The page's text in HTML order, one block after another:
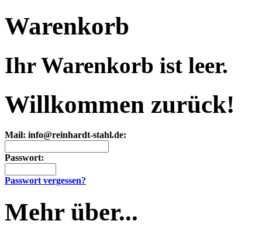
Warenkorb
Ihr Warenkorb ist leer.
Willkommen zurück!
Mail: info@reinhardt-stahl.de:
Passwort:
Passwort vergessen?
Mehr über...